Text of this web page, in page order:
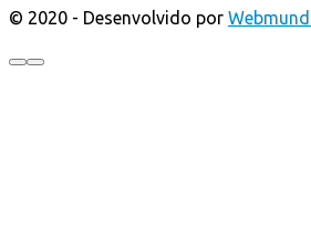
© 2020 - Desenvolvido por